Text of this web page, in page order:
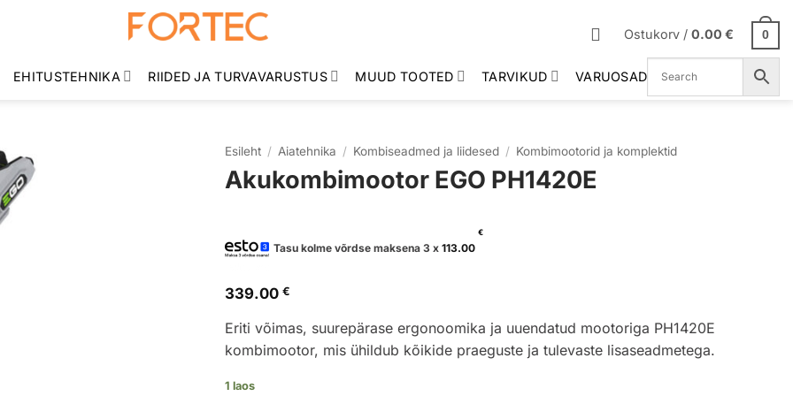
Ostukorv /0.00€ 0
EHITUSTEHNIKA RIIDED JA TURVAVARUSTUS MUUD TOOTED TARVIKUD VARUOSAD
Esileht / Aiatehnika / Kombiseadmed ja liidesed / Kombimootorid ja komplektid
Akukombimootor EGO PH1420E
Tasu kolme võrdse maksena 3 x 113.00
€
339.00 €
Eriti võimas, suurepärase ergonoomika ja uuendatud mootoriga PH1420E
kombimootor, mis ühildub kõikide praeguste ja tulevaste lisaseadmetega.
1 laos